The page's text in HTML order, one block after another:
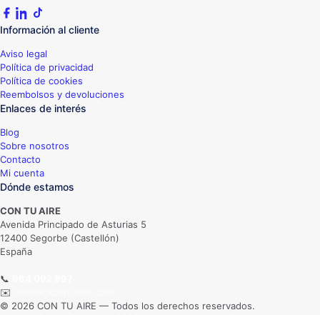
Información al cliente
Aviso legal
Política de privacidad
Política de cookies
Reembolsos y devoluciones
Enlaces de interés
Blog
Sobre nosotros
Contacto
Mi cuenta
Dónde estamos
CON TU AIRE
Avenida Principado de Asturias 5
12400 Segorbe (Castellón)
España
📞
✉️
© 2026 CON TU AIRE — Todos los derechos reservados.